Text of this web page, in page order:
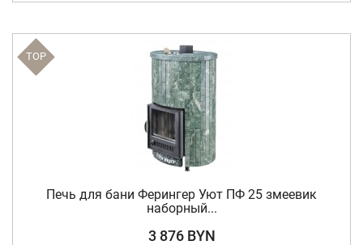
TOP
Печь для бани Ферингер Уют ПФ 25 змеевик
наборный...
3 876 BYN